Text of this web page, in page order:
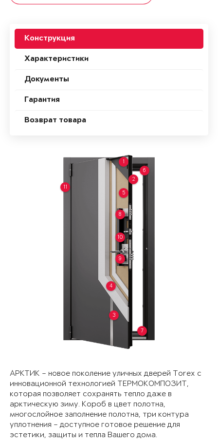
Конструкция
Характеристики
Документы
Гарантия
Возврат товара
1
2
3
4
5
6
7
8
9
10
11
АРКТИК – новое поколение уличных дверей Torex с
инновационной технологией ТЕРМОКОМПОЗИТ,
которая позволяет сохранять тепло даже в
арктическую зиму. Короб в цвет полотна,
многослойное заполнение полотна, три контура
уплотнения – доступное готовое решение для
эстетики, защиты и тепла Вашего дома.